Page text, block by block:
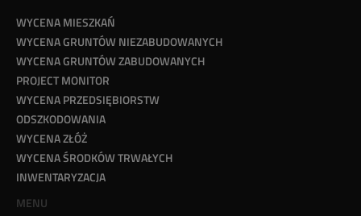
WYCENA MIESZKAŃ
WYCENA GRUNTÓW NIEZABUDOWANYCH
WYCENA GRUNTÓW ZABUDOWANYCH
PROJECT MONITOR
WYCENA PRZEDSIĘBIORSTW
ODSZKODOWANIA
WYCENA ZŁÓŻ
WYCENA ŚRODKÓW TRWAŁYCH
INWENTARYZACJA
MENU